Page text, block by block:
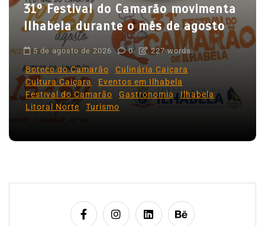
t
31º Festival do Camarão movimenta
Ilhabela durante o mês de agosto
5 de agosto de 2026 0 227 words
Boteco do Camarão
Culinária Caiçara
Cultura Caiçara
Eventos em Ilhabela
Festival do Camarão
Gastronomia
Ilhabela
Litoral Norte
Turismo